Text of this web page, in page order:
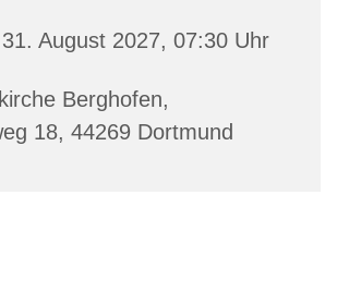
August 2027, 07:30 Uhr
Berghofen,
18, 44269 Dortmund